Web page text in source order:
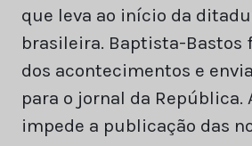
que leva ao início da
brasileira. Baptista-Bastos
dos acontecimentos e
para o jornal da República.
impede a publicação das